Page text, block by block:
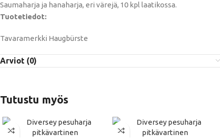
Saumaharja ja hanaharja, eri värejä, 10 kpl laatikossa.
Tuotetiedot:
Tavaramerkki Haugbürste
Arviot (0)
Tutustu myös